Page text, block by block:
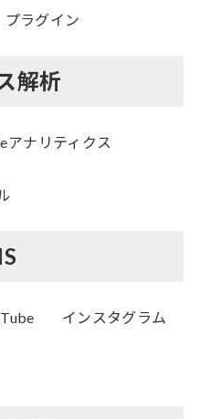
プラグイン
解析
アナリティクス
インスタグラム